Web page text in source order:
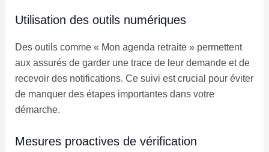
Utilisation des outils numériques
Des outils comme « Mon agenda retraite » permettent
aux assurés de garder une trace de leur demande et de
recevoir des notifications. Ce suivi est crucial pour éviter
de manquer des étapes importantes dans votre
démarche.
Mesures proactives de vérification